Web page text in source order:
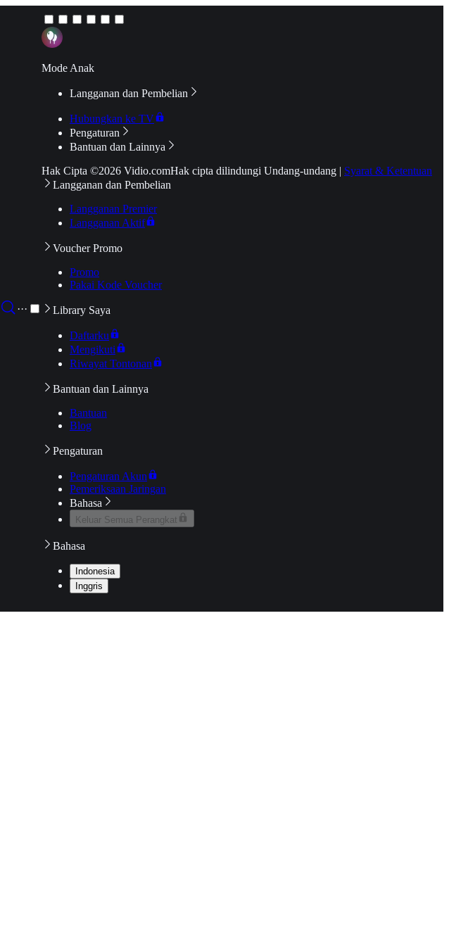
···
Mode Anak
Langganan dan Pembelian
Hubungkan ke TV
Pengaturan
Bantuan dan Lainnya
Hak Cipta ©2026 Vidio.comHak cipta dilindungi Undang-undang | Syarat & Ketentuan
Langganan dan Pembelian
Langganan Premier
Langganan Aktif
Voucher Promo
Promo
Pakai Kode Voucher
Library Saya
Daftarku
Mengikuti
Riwayat Tontonan
Bantuan dan Lainnya
Bantuan
Blog
Pengaturan
Pengaturan Akun
Pemeriksaan Jaringan
Bahasa
Keluar Semua Perangkat
Bahasa
Indonesia
Inggris